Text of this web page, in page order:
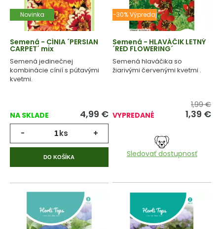
Novinka
Semená - CÍNIA ´PERSIAN
CARPET´ mix
Semená jedinečnej
kombinácie cínií s pútavými
kvetmi.
NA SKLADE 4,99 €
- ks +
DO KOŠÍKA
-30% Výpredaj
Semená - HLAVÁČIK LETNÝ
´RED FLOWERING´
Semená hlaváčika so
žiarivými červenými kvetmi .
VYPREDANÉ
1,99 €
1,39 €
Sledovať dostupnosť